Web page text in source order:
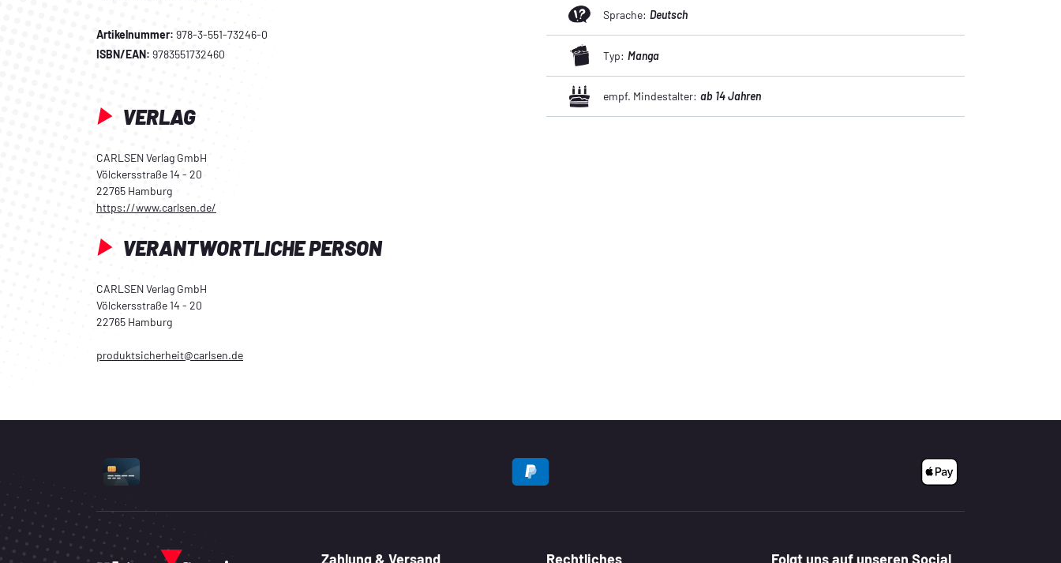
Artikelnummer: 978-3-551-73246-0
ISBN/EAN: 9783551732460
VERLAG
CARLSEN Verlag GmbH
Völckersstraße 14 - 20
22765 Hamburg
https://www.carlsen.de/
VERANTWORTLICHE PERSON
CARLSEN Verlag GmbH
Völckersstraße 14 - 20
22765 Hamburg
produktsicherheit@carlsen.de
Sprache: Deutsch
Typ: Manga
empf. Mindestalter: ab 14 Jahren
UNTERSTÜTZTE ZAHLUNGSARTEN
Zahlung & Versand Rechtliches Folgt uns auf unseren Social